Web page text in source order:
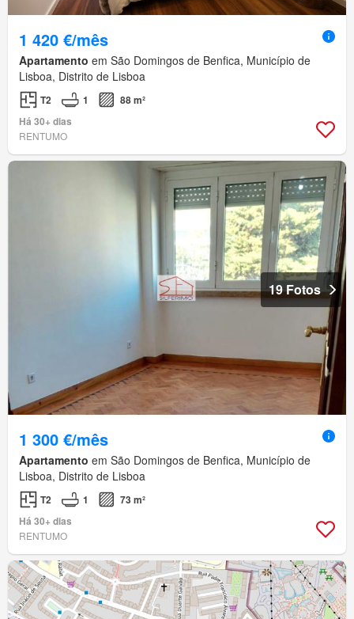
1 420 €/mês
Apartamento em São Domingos de Benfica, Município de
Lisboa, Distrito de Lisboa
T2 1
88 m²
Há 30+ dias
RENTUMO
19 Fotos
1 300 €/mês
Apartamento em São Domingos de Benfica, Município de
Lisboa, Distrito de Lisboa
T2 1
73 m²
Há 30+ dias
RENTUMO